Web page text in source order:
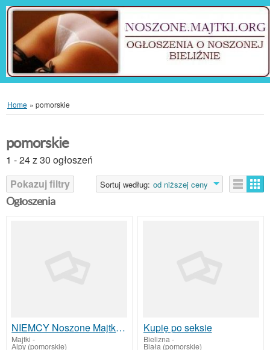
Home » pomorskie
pomorskie
1 - 24 z 30 ogłoszeń
Pokazuj filtry
Sortuj według: od niższej ceny
Ogłoszenia
NIEMCY Noszone Majtki Stringi Bielizna
Majtki -
Alpy (pomorskie)
Kupię po seksie
Bielizna-
Biała (pomorskie)